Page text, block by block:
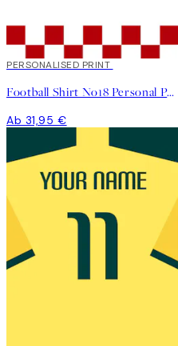
PERSONALISED PRINT
Football Shirt No18 Personal Poster
Ab 31,95 €